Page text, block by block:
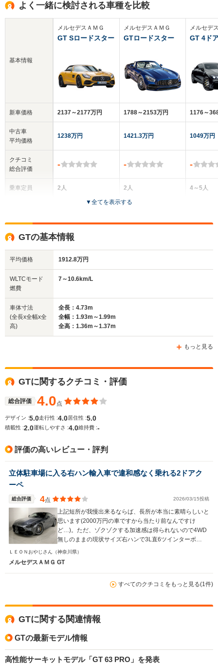
よく一緒に検討される車種を比較
基本情報
新車価格
中古車
平均価格
クチコミ
総合評価
乗車定員
サイズ
(全長x全幅x全高)
WLTCモード
燃費
メルセデスＡＭＧ
GT Sロードスター
2137～2177万円
1238万円
-
2人
全幅
1.94m
メルセデスＡＭＧ
GTロードスター
1788～2153万円
1421.3万円
-
2人
2ドア
メルセデ
GT 4ド
1176～
1049万円
-
4～5人
7.1～
▼全てを表示する
GTの基本情報
平均価格 1912.8万円
WLTCモード
燃費
7～10.6km/L
車体寸法
(全長x全幅x全
高)
全長：4.73m
全幅：1.93m～1.99m
全高：1.36m～1.37m
もっと見る
GTに関するクチコミ・評価
総合評価 4.0点
デザイン :5.0走行性 :4.0 居住性 :5.0
積載性 :2.0運転しやすさ :4.0維持費 :-
評価の高いレビュー・評判
立体駐車場に入る右ハン輸入車で違和感なく乗れる2ドアク
ーペ
総合評価 4点 2026/03/15投稿
上記短所が我慢出来るならば、長所が本当に素晴らしいと
思います(2000万円の車ですから当たり前なんですけ
ど…)。ただ、ゾクゾクする加速感は得られないので4WD
無しのままの現状サイズ右ハンで3L直6ツインターボ
500PSオーバーを次期マイチェンで期待したいと思いま
ＬＥＯＮおやじさん （神奈川県）
メルセデスＡＭＧ GT
すべてのクチコミをもっと見る(1件)
GTに関する関連情報
GTの最新モデル情報
高性能サーキットモデル「GT 63 PRO」を発表